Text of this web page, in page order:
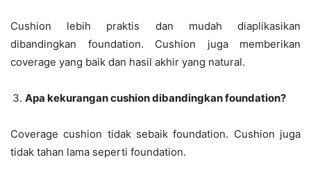
Cushion lebih praktis dan mudah diaplikasikan
dibandingkan foundation. Cushion juga memberikan
coverage yang baik dan hasil akhir yang natural.
Apa kekurangan cushion dibandingkan foundation?
Coverage cushion tidak sebaik foundation. Cushion juga
tidak tahan lama seperti foundation.